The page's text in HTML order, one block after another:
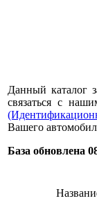
Данный каталог
связаться с
Вашего
База обновлена